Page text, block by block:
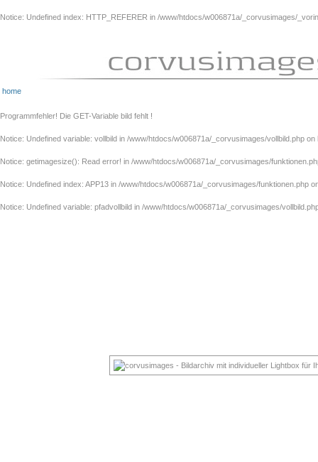
Notice: Undefined index: HTTP_REFERER in /www/htdocs/w006871a/_corvusimages/
home
Programmfehler! Die GET-Variable bild fehlt !
Notice: Undefined variable: vollbild in /www/htdocs/w006871a/_corvusimages/vollbild.php on
Notice: getimagesize(): Read error! in /www/htdocs/w006871a/_corvusimages/
Notice: Undefined index: APP13 in /www/htdocs/w006871a/_corvusimages/funktionen.php
Notice: Undefined variable: pfadvollbild in /www/htdocs/w006871a/_corvusimages/